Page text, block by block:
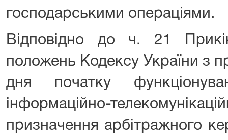
господарськими операціями.
Відповідно до ч. 21
положень Кодексу України з
дня початку
інформаційно-
призначення арбітражного